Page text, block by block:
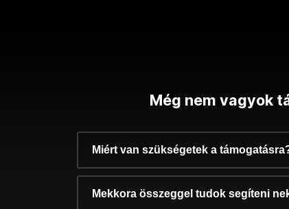
Még nem vagyok
Miért van szükségetek a
Mekkora összeggel tudok segíteni